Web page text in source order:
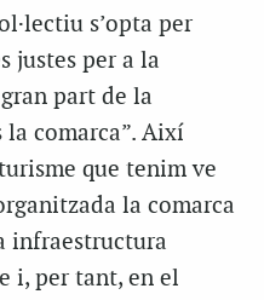
s’opta per
justes per a la
part de la
comarca”. Així
que tenim ve
la comarca
infraestructura
i, per tant, en el